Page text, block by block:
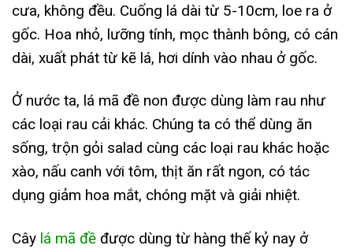
cưa, không đều. Cuống lá dài từ 5-10cm, loe ra ở
gốc. Hoa nhỏ, lưỡng tính, mọc thành bông, có cán
dài, xuất phát từ kẽ lá, hơi dính vào nhau ở gốc.
Ở nước ta, lá mã đề non được dùng làm rau như
các loại rau cải khác. Chúng ta có thể dùng ăn
sống, trộn gỏi salad cùng các loại rau khác hoặc
xào, nấu canh với tôm, thịt ăn rất ngon, có tác
dụng giảm hoa mắt, chóng mặt và giải nhiệt.
Cây lá mã đề được dùng từ hàng thế kỷ nay ở